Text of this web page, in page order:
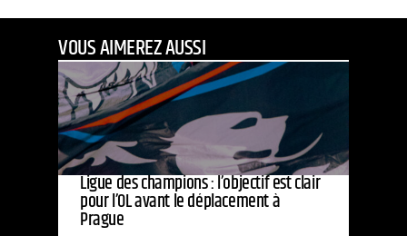
VOUS AIMEREZ AUSSI
Ligue des champions : l’objectif est clair
pour l’OL avant le déplacement à
Prague